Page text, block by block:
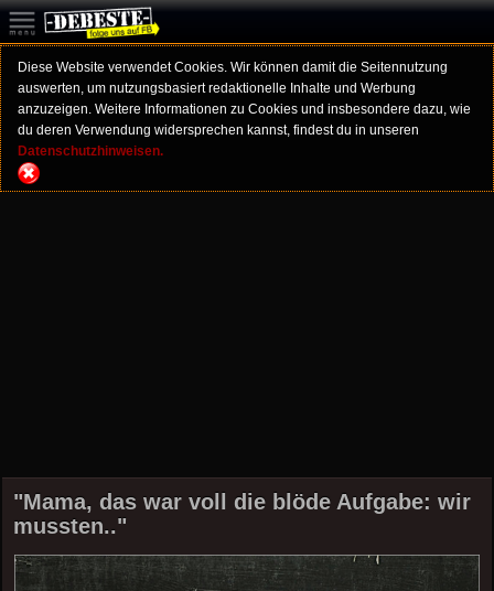
Diese Website verwendet Cookies. Wir können damit die Seitennutzung
auswerten, um nutzungsbasiert redaktionelle Inhalte und Werbung
anzuzeigen. Weitere Informationen zu Cookies und insbesondere dazu, wie
du deren Verwendung widersprechen kannst, findest du in unseren
Datenschutzhinweisen.
"Mama, das war voll die blöde Aufgabe: wir
mussten.."